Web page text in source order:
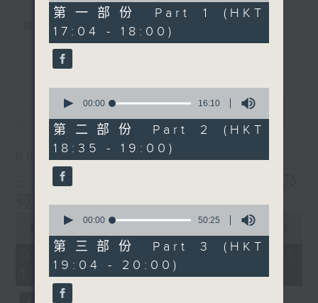
聲音更立體 意見更多元
1872311 始終如一
Facebook專頁
最新 LATEST
06/08/2026
5歲男童被虐致死 母親誤殺及
殘酷對待兒童罪成判囚22年
seconds
minutes,
seconds
00:00 48:53
06/08/2026 - 足本 Full (HKT
17:00 - 18:00)
50
minutes,
10
seconds
第一部份 Part 1 (HKT
17:04 - 18:00)
seconds
16
minutes,
10
seconds
00:00 16:10
第二部份 Part 2 (HKT
18:35 - 19:00)
seconds
50
minutes,
25
seconds
00:00 50:25
第三部份 Part 3 (HKT
19:04 - 20:00)